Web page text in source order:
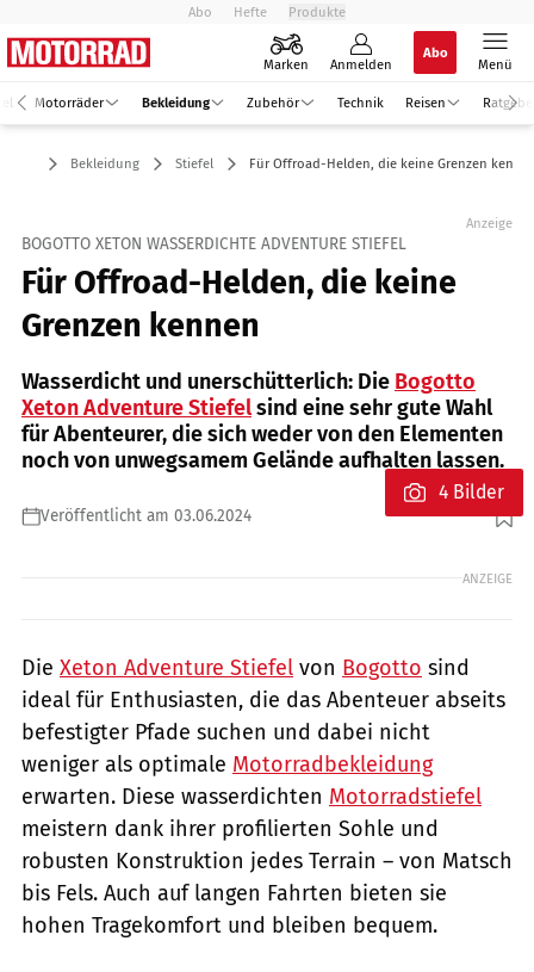
Abo Hefte Produkte
Marken Anmelden
Abo
Menü
Motorräder Bekleidung Zubehör Technik Reisen
Bekleidung Stiefel Für Offroad-Helden, die keine Grenzen
Anzeige
BOGOTTO XETON WASSERDICHTE ADVENTURE STIEFEL
Für Offroad-Helden, die keine
Grenzen kennen
Wasserdicht und unerschütterlich: Die Bogotto
Xeton Adventure Stiefelsind eine sehr gute Wahl
für Abenteurer, die sich weder von den Elementen
noch von unwegsamem Gelände aufhalten lassen.
Veröffentlicht am 03.06.2024
4 Bilder
ANZEIGE
Die Xeton Adventure Stiefel von Bogotto sind
ideal für Enthusiasten, die das Abenteuer abseits
befestigter Pfade suchen und dabei nicht
weniger als optimale Motorradbekleidung
erwarten. Diese wasserdichten Motorradstiefel
meistern dank ihrer profilierten Sohle und
robusten Konstruktion jedes Terrain – von Matsch
bis Fels. Auch auf langen Fahrten bieten sie
hohen Tragekomfort und bleiben bequem.